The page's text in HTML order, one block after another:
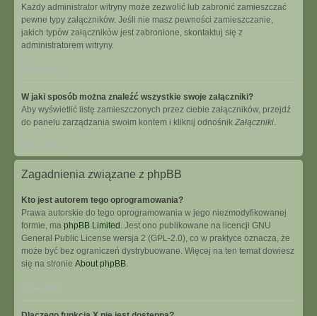
Każdy administrator witryny może zezwolić lub zabronić zamieszczać
pewne typy załączników. Jeśli nie masz pewności zamieszczanie,
jakich typów załączników jest zabronione, skontaktuj się z
administratorem witryny.
W jaki sposób można znaleźć wszystkie swoje załączniki?
Aby wyświetlić listę zamieszczonych przez ciebie załączników, przejdź
do panelu zarządzania swoim kontem i kliknij odnośnik Załączniki.
Zagadnienia związane z phpBB
Kto jest autorem tego oprogramowania?
Prawa autorskie do tego oprogramowania w jego niezmodyfikowanej
formie, ma phpBB Limited . Jest ono publikowane na licencji GNU
General Public License wersja 2 (GPL-2.0), co w praktyce oznacza, że
może być bez ograniczeń dystrybuowane. Więcej na ten temat dowiesz
się na stronie About phpBB.
Na górę